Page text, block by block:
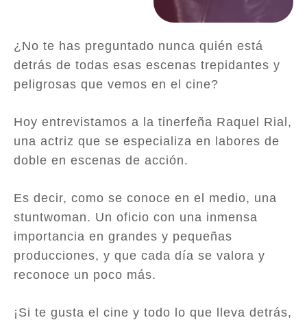
¿No te has preguntado nunca quién está
detrás de todas esas escenas trepidantes y
peligrosas que vemos en el cine?
Hoy entrevistamos a la tinerfeña Raquel Rial,
una actriz que se especializa en labores de
doble en escenas de acción.
Es decir, como se conoce en el medio, una
stuntwoman. Un oficio con una inmensa
importancia en grandes y pequeñas
producciones, y que cada día se valora y
reconoce un poco más.
¡Si te gusta el cine y todo lo que lleva detrás,